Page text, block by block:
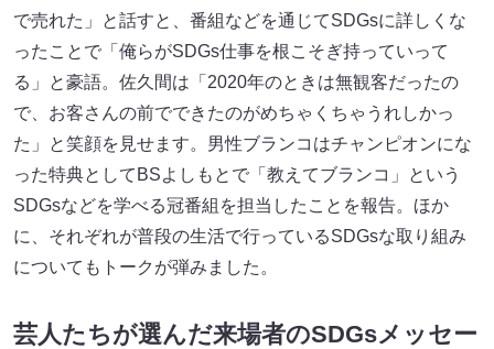
で売れた」と話すと、番組などを通じてSDGsに詳しくな
ったことで「俺らがSDGs仕事を根こそぎ持っていって
る」と豪語。佐久間は「2020年のときは無観客だったの
で、お客さんの前でできたのがめちゃくちゃうれしかっ
た」と笑顔を見せます。男性ブランコはチャンピオンにな
った特典としてBSよしもとで「教えてブランコ」という
SDGsなどを学べる冠番組を担当したことを報告。ほか
に、それぞれが普段の生活で行っているSDGsな取り組み
についてもトークが弾みました。
芸人たちが選んだ来場者のSDGsメッセー